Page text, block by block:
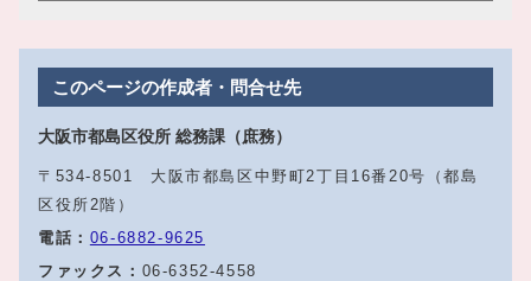
このページの作成者・問合せ先
大阪市都島区役所 総務課（庶務）
〒534-8501 大阪市都島区中野町2丁目16番20号（都島
区役所2階）
電話： 06‐6882‐9625
ファックス： 06‐6352‐4558